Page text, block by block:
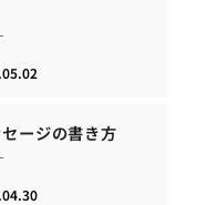
ージの書き方